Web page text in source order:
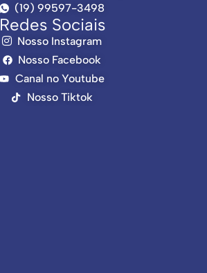
(19) 99597-3498
Redes Sociais
Nosso Instagram
Nosso Facebook
Canal no Youtube
Nosso Tiktok